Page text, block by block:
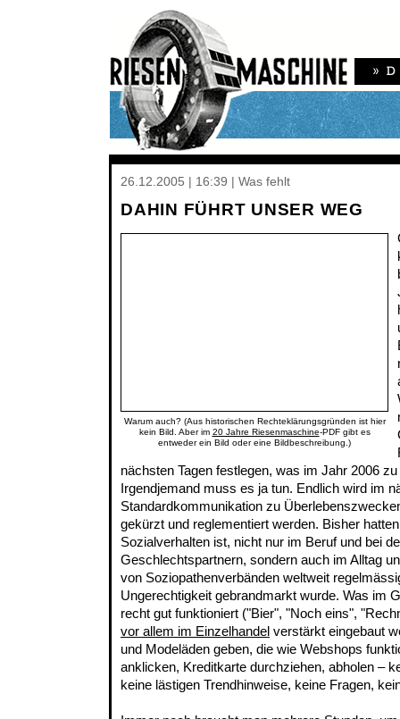
26.12.2005 | 16:39 | Was fehlt
DAHIN FÜHRT UNSER WEG
Warum auch? (Aus historischen Rechteklärungsgründen ist hier
kein Bild. Aber im 20 Jahre Riesenmaschine-PDF gibt es
entweder ein Bild oder eine Bildbeschreibung.)
nächsten Tagen festlegen, was im Jahr 2006
Irgendjemand muss es ja tun. Endlich wird im
Standardkommunikation zu
gekürzt und reglementiert werden. Bisher
Sozialverhalten ist, nicht nur im Beruf und bei
Geschlechtspartnern, sondern auch im Alltag
von Soziopathenverbänden weltweit
Ungerechtigkeit gebrandmarkt wurde. Was im
recht gut funktioniert ("Bier", "Noch eins",
vor allem im Einzelhandel verstärkt eingebaut
und Modeläden geben, die wie Webshops
anklicken, Kreditkarte durchziehen, abholen –
keine lästigen Trendhinweise, keine Fragen,